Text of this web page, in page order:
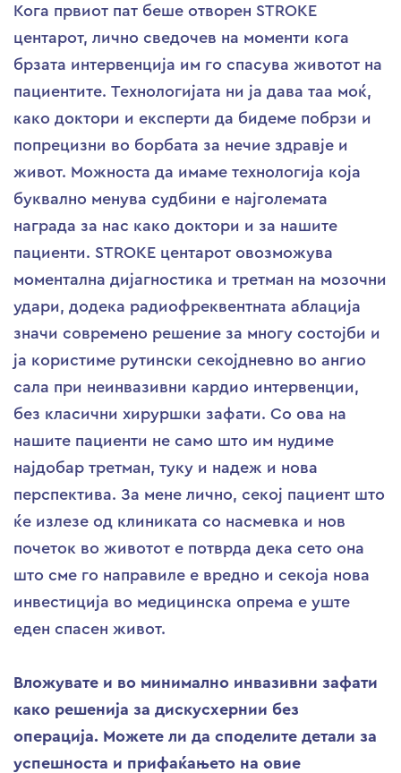
Кога првиот пат беше отворен STROKE
центарот, лично сведочев на моменти кога
брзата интервенција им го спасува животот на
пациентите. Технологијата ни ја дава таа моќ,
како доктори и експерти да бидеме побрзи и
попрецизни во борбата за нечие здравје и
живот. Можноста да имаме технологија која
буквално менува судбини е најголемата
награда за нас како доктори и за нашите
пациенти. STROKE центарот овозможува
моментална дијагностика и третман на мозочни
удари, додека радиофреквентната аблација
значи современо решение за многу состојби и
ја користиме рутински секојдневно во ангио
сала при неинвазивни кардио интервенции,
без класични хируршки зафати. Со ова на
нашите пациенти не само што им нудиме
најдобар третман, туку и надеж и нова
перспектива. За мене лично, секој пациент што
ќе излезе од клиниката со насмевка и нов
почеток во животот е потврда дека сето она
што сме го направиле е вредно и секоја нова
инвестиција во медицинска опрема е уште
еден спасен живот.
Вложувате и во минимално инвазивни зафати
како решенија за дискусхернии без
операција. Можете ли да споделите детали за
успешноста и прифаќањето на овие